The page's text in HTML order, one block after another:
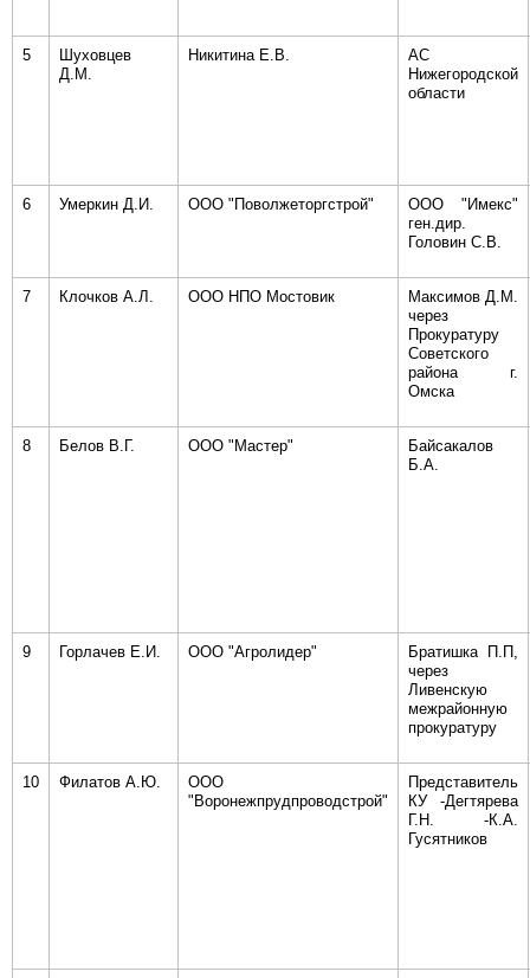
5
Шуховцев
Д.М.
Никитина Е.В.
АС
Нижегородской
области
6 Умеркин Д.И. ООО "Поволжеторгстрой"
ООО "Имекс"
ген.дир.
Головин С.В.
7 Клочков А.Л. ООО НПО Мостовик
Максимов Д.М.
через
Прокуратуру
Советского
района г.
Омска
8 Белов В.Г. ООО "Мастер"
Байсакалов
Б.А.
9 Горлачев Е.И. ООО "Агролидер"
Братишка П.П,
через
Ливенскую
межрайонную
прокуратуру
10 Филатов А.Ю.
ООО
"Воронежпрудпроводстрой"
Представитель
КУ -Дегтярева
Г.Н. -К.А.
Гусятников